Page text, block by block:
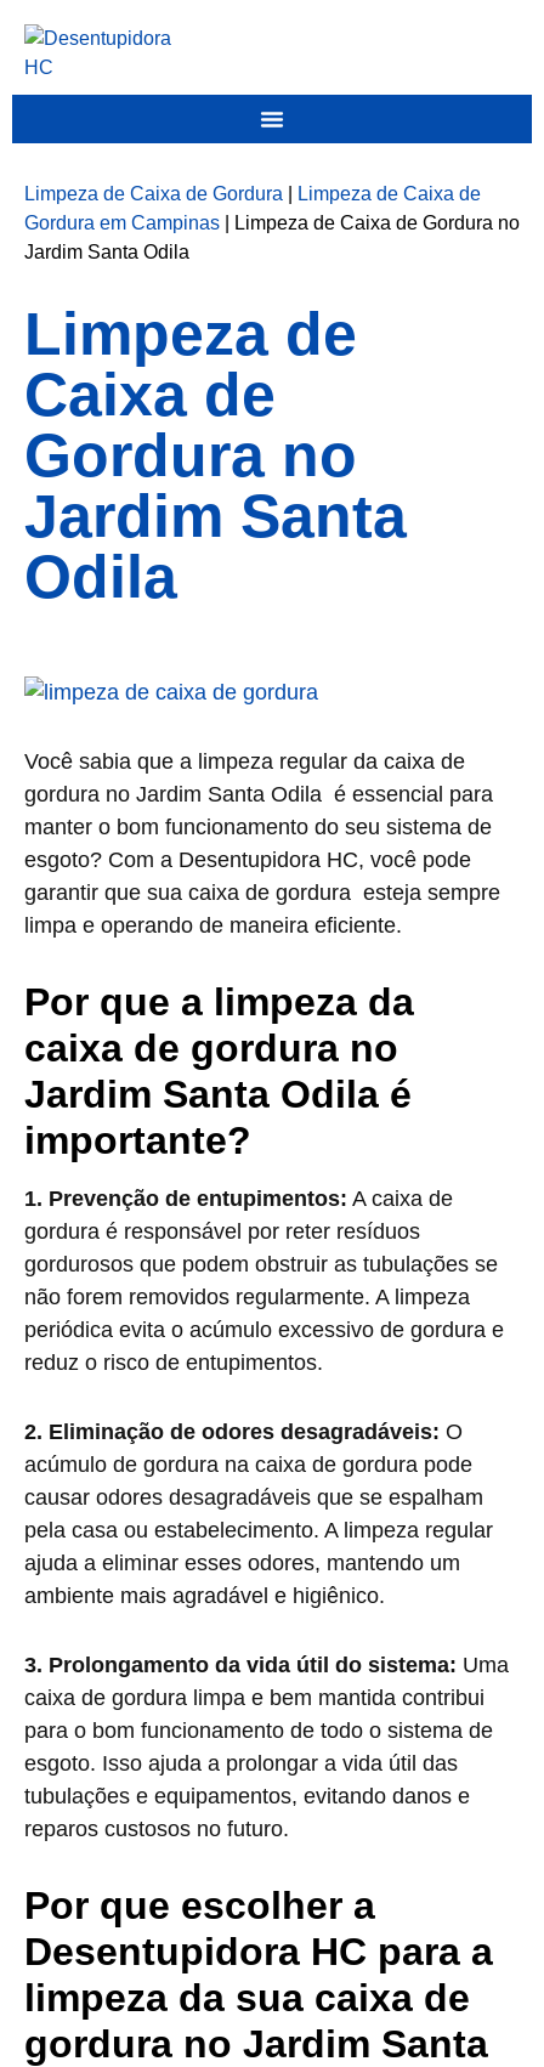
Limpeza de Caixa de Gordura
Limpeza de Caixa de
Gordura em Campinas
Limpeza de Caixa de Gordura no
Jardim Santa Odila
Limpeza de
Caixa de
Gordura no
Jardim Santa
Odila
Você sabia que a limpeza regular da caixa de
gordura no Jardim Santa Odila é essencial para
manter o bom funcionamento do seu sistema de
esgoto? Com a Desentupidora HC, você pode
garantir que sua caixa de gordura esteja sempre
limpa e operando de maneira eficiente.
Por que a limpeza da
caixa de gordura no
Jardim Santa Odila é
importante?
1. Prevenção de entupimentos: A caixa de
gordura é responsável por reter resíduos
gordurosos que podem obstruir as tubulações se
não forem removidos regularmente. A limpeza
periódica evita o acúmulo excessivo de gordura e
reduz o risco de entupimentos.
2. Eliminação de odores desagradáveis: O
acúmulo de gordura na caixa de gordura pode
causar odores desagradáveis que se espalham
pela casa ou estabelecimento. A limpeza regular
ajuda a eliminar esses odores, mantendo um
ambiente mais agradável e higiênico.
3. Prolongamento da vida útil do sistema: Uma
caixa de gordura limpa e bem mantida contribui
para o bom funcionamento de todo o sistema de
esgoto. Isso ajuda a prolongar a vida útil das
tubulações e equipamentos, evitando danos e
reparos custosos no futuro.
Por que escolher a
Desentupidora HC para a
limpeza da sua caixa de
gordura no Jardim Santa